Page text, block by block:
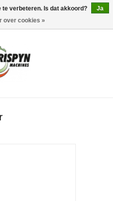
Mijn account / Registreren
te verbeteren. Is dat akkoord?
Ja
over cookies »